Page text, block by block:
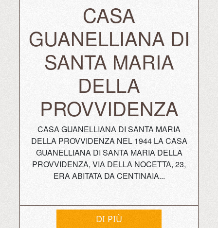
CASA
GUANELLIANA DI
SANTA MARIA
DELLA
PROVVIDENZA
CASA GUANELLIANA DI SANTA MARIA
DELLA PROVVIDENZA NEL 1944 LA CASA
GUANELLIANA DI SANTA MARIA DELLA
PROVVIDENZA, VIA DELLA NOCETTA, 23,
ERA ABITATA DA CENTINAIA...
DI PIÙ